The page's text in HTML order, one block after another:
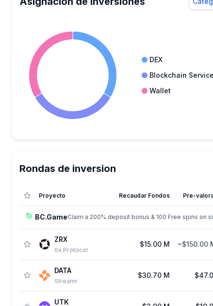
DEX
Blockchain Service
Wallet
Rondas de inversion
Proyecto Recaudar Fondos Pre-
BC.GameClaim a 200% deposit bonus & 100 Free spins on
ZRX
0x Protocol
$15.00 M ~$150.00
DATA
Streamr
$30.70 M
UTK